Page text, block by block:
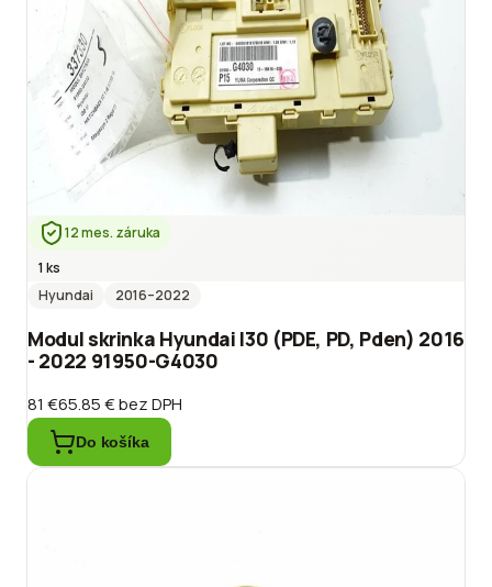
12 mes. záruka
1 ks
Hyundai
2016–2022
Modul skrinka Hyundai I30 (PDE, PD, Pden) 2016
- 2022 91950-G4030
81 €65.85 €bez DPH
Do košíka